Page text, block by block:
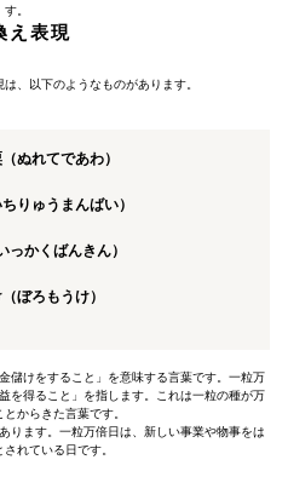
す。
え表現
、以下のようなものがあります。
ぬれてであわ）
りゅうまんばい）
っかくばんきん）
ぼろもうけ）
儲けをすること」を意味する言葉です。一粒万
を得ること」を指します。これは一粒の種が万
からきた言葉です。
ります。一粒万倍日は、新しい事業や物事をは
れている日です。